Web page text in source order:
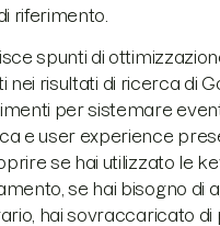
riferimento.
spunti di
nei risultati di ricerca di
per sistemare
e user experience
se hai utilizzato le
se hai bisogno di
hai sovraccaricato di